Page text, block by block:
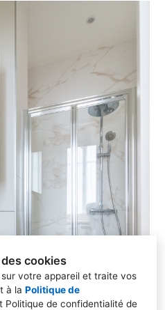
cookies
votre appareil et traite vos
à la Politique de
Politique de confidentialité de